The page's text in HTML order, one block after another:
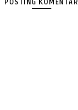
POSTING KOMENTAR